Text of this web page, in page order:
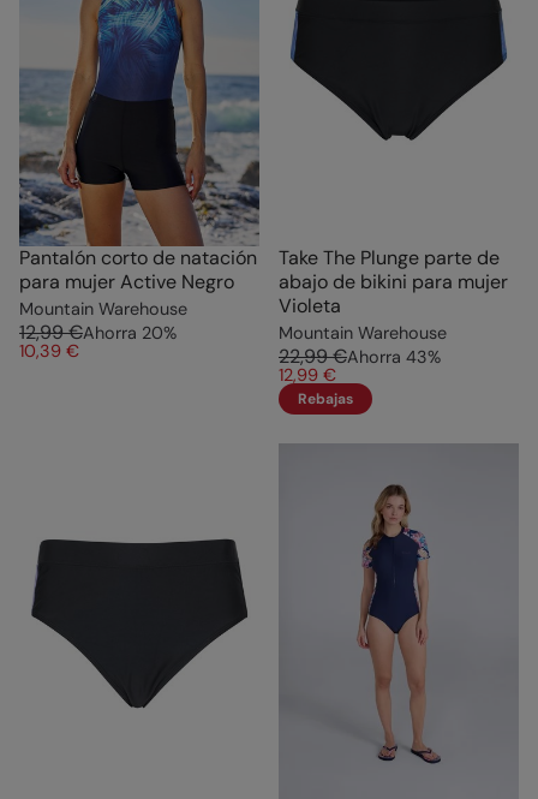
Pantalón corto de natación
para mujer Active Negro
Mountain Warehouse
12,99 €Ahorra 20%
10,39 €
Take The Plunge parte de
abajo de bikini para mujer
Violeta
Mountain Warehouse
22,99 €Ahorra 43%
12,99 €
Rebajas